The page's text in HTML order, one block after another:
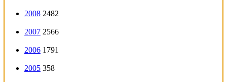
2008 2482
2007 2566
2006 1791
2005 358